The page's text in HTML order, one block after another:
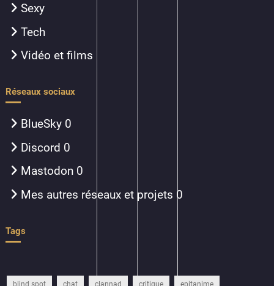
Sexy
Tech
Vidéo et films
Réseaux sociaux
BlueSky 0
Discord 0
Mastodon 0
Mes autres réseaux et projets 0
Tags
blind spot chat clannad critique epitanime